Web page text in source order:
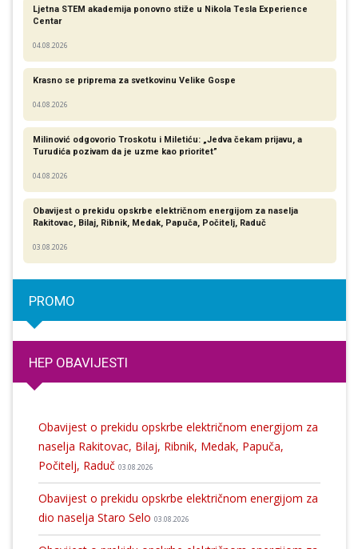
Ljetna STEM akademija ponovno stiže u Nikola Tesla Experience
Centar
04.08.2026
Krasno se priprema za svetkovinu Velike Gospe
04.08.2026
Milinović odgovorio Troskotu i Miletiću: „Jedva čekam prijavu, a
Turudića pozivam da je uzme kao prioritet”
04.08.2026
Obavijest o prekidu opskrbe električnom energijom za naselja
Rakitovac, Bilaj, Ribnik, Medak, Papuča, Počitelj, Raduč
03.08.2026
PROMO
HEP OBAVIJESTI
Obavijest o prekidu opskrbe električnom energijom za
naselja Rakitovac, Bilaj, Ribnik, Medak, Papuča,
Počitelj, Raduč 03.08.2026
Obavijest o prekidu opskrbe električnom energijom za
dio naselja Staro Selo 03.08.2026